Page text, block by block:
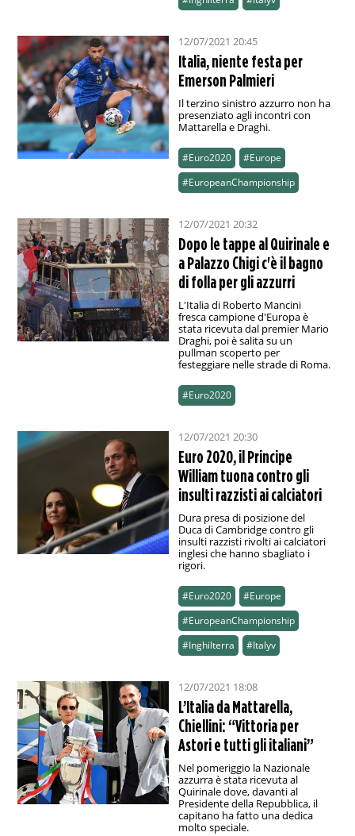
12/07/2021 20:45
Italia, niente festa per
Emerson Palmieri
Il terzino sinistro azzurro non ha
presenziato agli incontri con
Mattarella e Draghi.
#Euro2020
#Europe
#EuropeanChampionship
12/07/2021 20:32
Dopo le tappe al Quirinale e
a Palazzo Chigi c'è il bagno
di folla per gli azzurri
L'Italia di Roberto Mancini
fresca campione d'Europa è
stata ricevuta dal premier Mario
Draghi, poi è salita su un
pullman scoperto per
festeggiare nelle strade di Roma.
#Euro2020
12/07/2021 20:30
Euro 2020, il Principe
William tuona contro gli
insulti razzisti ai calciatori
Dura presa di posizione del
Duca di Cambridge contro gli
insulti razzisti rivolti ai calciatori
inglesi che hanno sbagliato i
rigori.
#Euro2020
#Europe
#EuropeanChampionship
#Inghilterra
#Italyv
12/07/2021 18:08
L’Italia da Mattarella,
Chiellini: “Vittoria per
Astori e tutti gli italiani”
Nel pomeriggio la Nazionale
azzurra è stata ricevuta al
Quirinale dove, davanti al
Presidente della Repubblica, il
capitano ha fatto una dedica
molto speciale.